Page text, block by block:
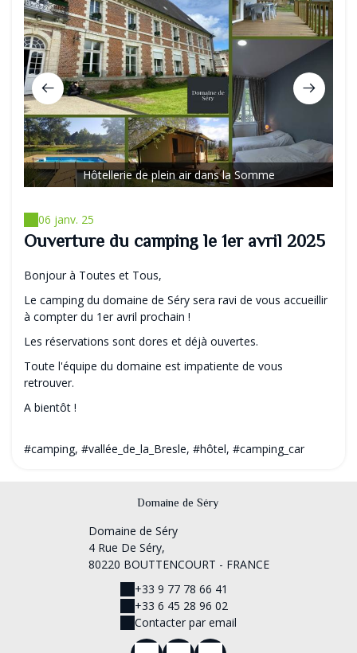
Hôtellerie de plein air dans la Somme
06 janv. 25
Ouverture du camping le 1er avril 2025
Bonjour à Toutes et Tous,
Le camping du domaine de Séry sera ravi de vous accueillir
à compter du 1er avril prochain !
Les réservations sont dores et déjà ouvertes.
Toute l'équipe du domaine est impatiente de vous
retrouver.
A bientôt !
#camping, #vallée_de_la_Bresle, #hôtel, #camping_car
Domaine de Séry
Domaine de Séry
4 Rue De Séry,
80220 BOUTTENCOURT - FRANCE
+33 9 77 78 66 41
+33 6 45 28 96 02
Contacter par email